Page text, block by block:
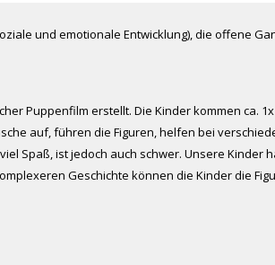
und emotionale Entwicklung), die offene
Puppenfilm erstellt. Die Kinder kommen ca.
auf, führen die Figuren, helfen bei
Spaß, ist jedoch auch schwer. Unsere
Geschichte können die Kinder die